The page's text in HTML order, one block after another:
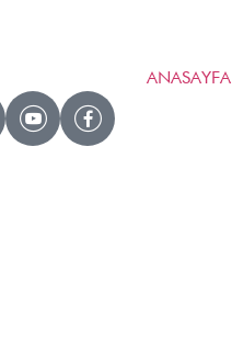
ANASAYFA